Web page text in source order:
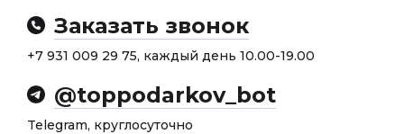
Заказать звонок
+7 931 009 29 75, каждый день 10.00-19.00
@toppodarkov_bot
Telegram, круглосуточно